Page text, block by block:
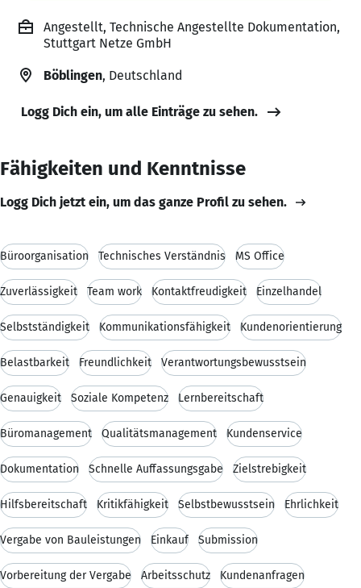
Angestellt, Technische Angestellte Dokumentation,
Stuttgart Netze GmbH
Böblingen, Deutschland
Logg Dich ein, um alle Einträge zu sehen.
Fähigkeiten und Kenntnisse
Logg Dich jetzt ein, um das ganze Profil zu sehen.
Büroorganisation Technisches Verständnis MS Office
Zuverlässigkeit Team work Kontaktfreudigkeit Einzelhandel
Selbstständigkeit Kommunikationsfähigkeit Kundenorientierung
Belastbarkeit Freundlichkeit Verantwortungsbewusstsein
Genauigkeit Soziale Kompetenz Lernbereitschaft
Büromanagement Qualitätsmanagement Kundenservice
Dokumentation Schnelle Auffassungsgabe Zielstrebigkeit
Hilfsbereitschaft Kritikfähigkeit Selbstbewusstsein Ehrlichkeit
Vergabe von Bauleistungen Einkauf Submission
Vorbereitung der Vergabe Arbeitsschutz Kundenanfragen